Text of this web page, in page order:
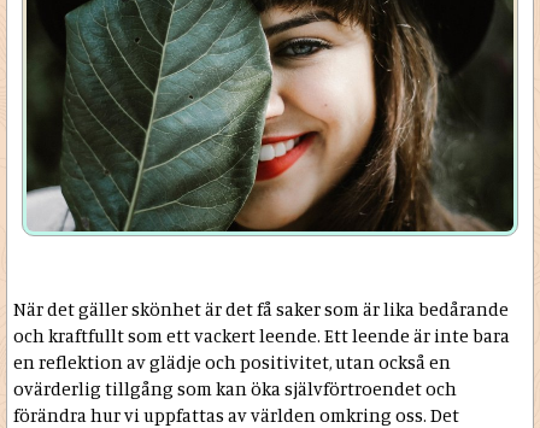
När det gäller skönhet är det få saker som är lika bedårande
och kraftfullt som ett vackert leende. Ett leende är inte bara
en reflektion av glädje och positivitet, utan också en
ovärderlig tillgång som kan öka självförtroendet och
förändra hur vi uppfattas av världen omkring oss. Det